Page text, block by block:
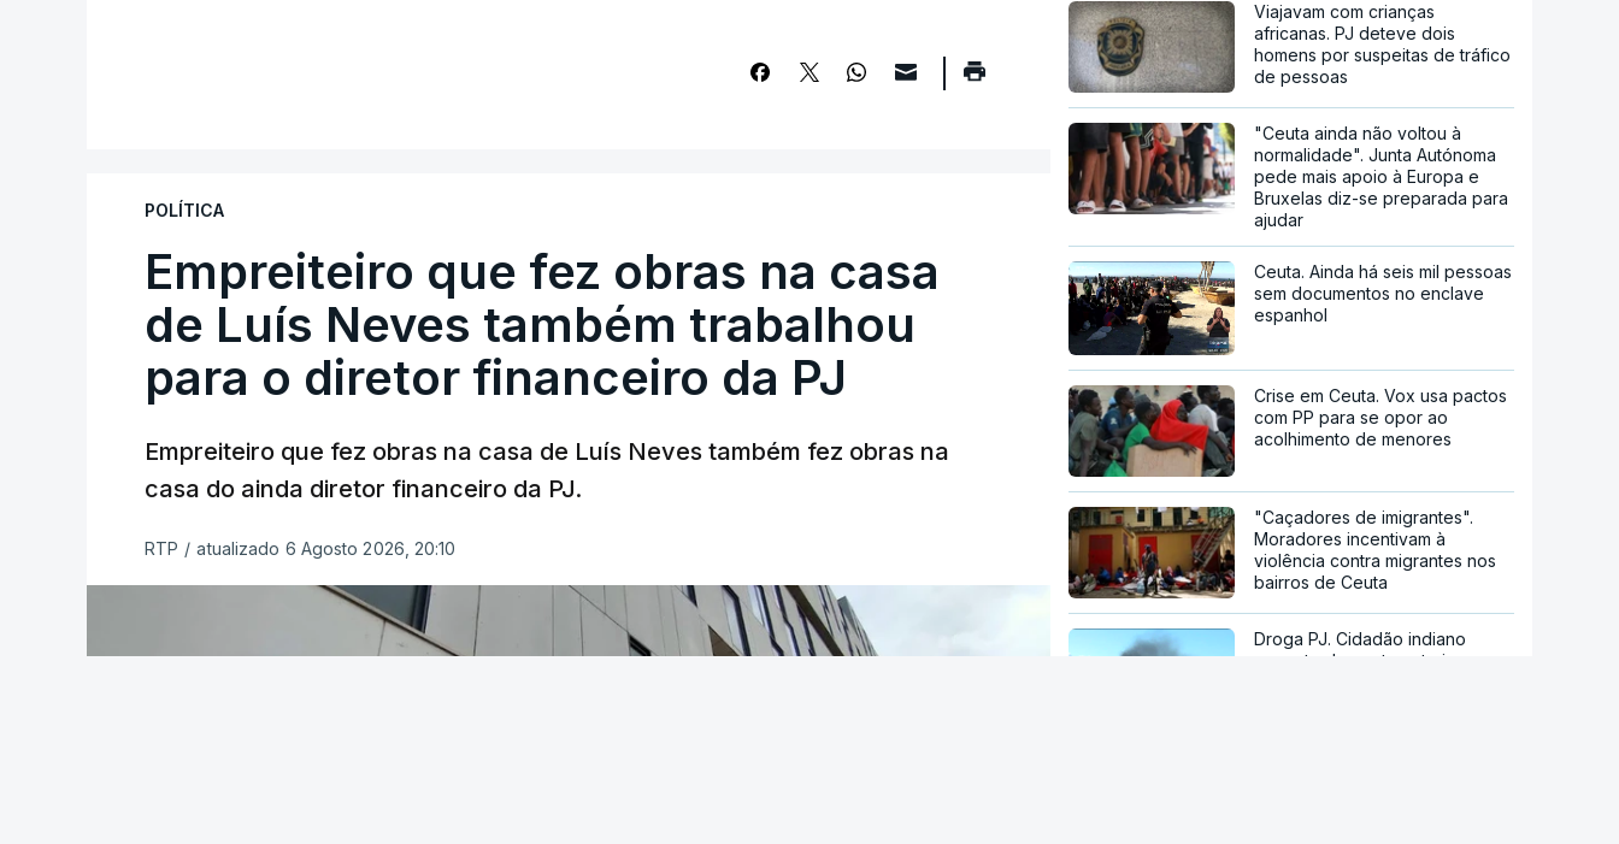
POLÍTICA
Empreiteiro que fez obras na casa
de Luís Neves também trabalhou
para o diretor financeiro da PJ
Empreiteiro que fez obras na casa de Luís Neves também fez obras na
casa do ainda diretor financeiro da PJ.
RTP / atualizado 6 Agosto 2026, 20:10
Viajavam com crianças
africanas. PJ deteve dois
homens por suspeitas de tráfico
de pessoas
"Ceuta ainda não voltou à
normalidade". Junta Autónoma
pede mais apoio à Europa e
Bruxelas diz-se preparada para
ajudar
Ceuta. Ainda há seis mil pessoas
sem documentos no enclave
espanhol
Crise em Ceuta. Vox usa pactos
com PP para se opor ao
acolhimento de menores
"Caçadores de imigrantes".
Moradores incentivam à
violência contra migrantes nos
bairros de Ceuta
Droga PJ. Cidadão indiano
encontrado morto estaria a